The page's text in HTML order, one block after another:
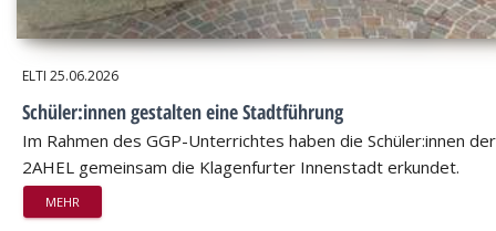
ELTI 25.06.2026
Schüler:innen gestalten eine Stadtführung
Im Rahmen des GGP-Unterrichtes haben die Schüler:innen der
2AHEL gemeinsam die Klagenfurter Innenstadt erkundet.
MEHR